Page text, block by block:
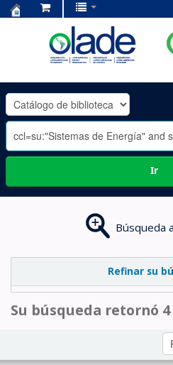
OLADE
-
Ir
Búsqueda
Refinar su
Su búsqueda retornó